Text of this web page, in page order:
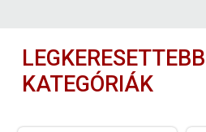
LEGKERESETTEBB
KATEGÓRIÁK